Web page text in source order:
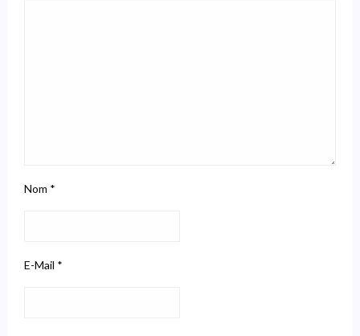
Nom *
E-Mail *